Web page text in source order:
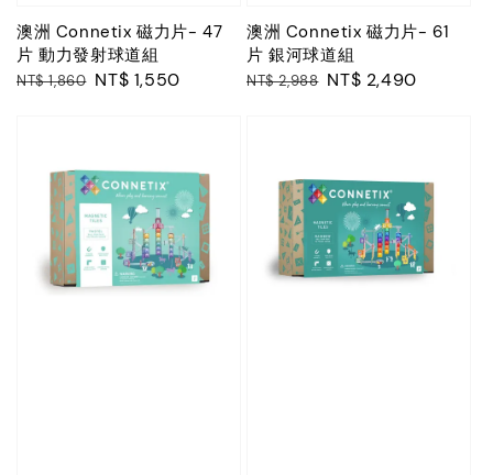
澳洲 Connetix 磁力片- 47
片 動力發射球道組
Regular
NT$ 1,860 Sale
NT$ 1,550
澳洲 Connetix 磁力片- 61
片 銀河球道組
Regular
NT$ 2,988 Sale
NT$ 2,490